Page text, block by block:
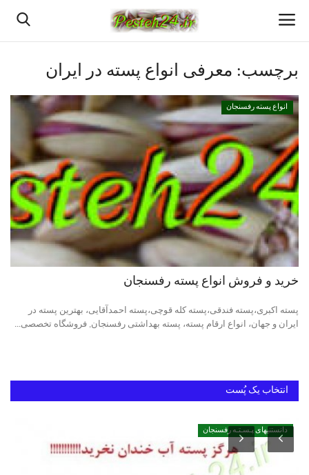
خانه
بهترین پسته رفسنجان
پسته رفسنجان
انواع پسته رفسنجان
پسته اعلا رفسنجان
قیمت روزانه پسته رفسنجان
دانستنیهای پـسـتـه رفسنجان
برچسب: معرفی انواع پسته در ایران
انواع پسته رفسنجان
خرید و فروش انواع پسته رفسنجان
پسته اکبری،پسته فندقی،پسته کله قوچی،پسته احمدآقایی، بهترین پسته در
ایران و جهان، انواع ارقام پسته، پسته بهداشتی رفسنجان, فروشگاه تخصصی...
انتخاب یک پُست
دانستنیهای پـسـتـه رفسنجان